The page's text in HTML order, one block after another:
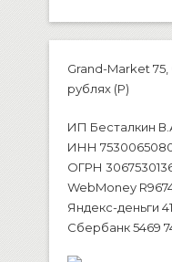
Grand-Market
рублях (P)
ИП Бесталкин
ИНН
ОГРН
WebMoney
Яндекс-деньги
Сбербанк 5469